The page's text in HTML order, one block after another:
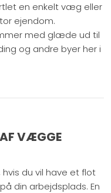
en enkelt væg eller
ejendom.
med glæde ud til
og andre byer her i
VÆGGE
du vil have et flot
din arbejdsplads. En